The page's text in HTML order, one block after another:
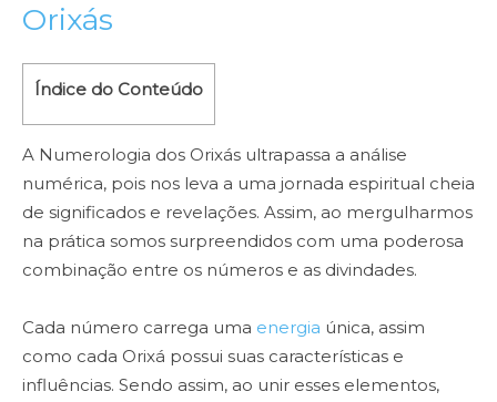
Orixás
Índice do Conteúdo
A Numerologia dos Orixás ultrapassa a análise
numérica, pois nos leva a uma jornada espiritual cheia
de significados e revelações. Assim, ao mergulharmos
na prática somos surpreendidos com uma poderosa
combinação entre os números e as divindades.
Cada número carrega uma energia única, assim
como cada Orixá possui suas características e
influências. Sendo assim, ao unir esses elementos,